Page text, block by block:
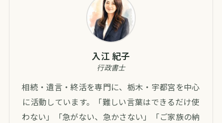
入江 紀子
行政書士
相続・遺言・終活を専門に、栃木・宇都宮を中心
に活動しています。「難しい言葉はできるだけ使
わない」「急がない、急かさない」「ご家族の納